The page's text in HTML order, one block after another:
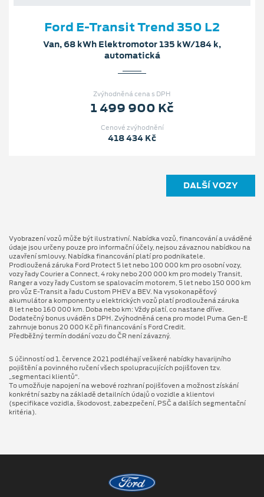
Ford E-Transit Trend 350 L2
Van, 68 kWh Elektromotor 135 kW/184 k,
automatická
Zvýhodněná cena s DPH
1 499 900 Kč
Cenové zvýhodnění
418 434 Kč
DALŠÍ VOZY
Vyobrazení vozů může být ilustrativní. Nabídka vozů, financování a uváděné
údaje jsou určeny pouze pro informační účely, nejsou závaznou nabídkou na
uzavření smlouvy. Nabídka financování platí pro podnikatele.
Prodloužená záruka Ford Protect 5 let nebo 100 000 km pro osobní vozy,
vozy řady Courier a Connect, 4 roky nebo 200 000 km pro modely Transit,
Ranger a vozy řady Custom se spalovacím motorem, 5 let nebo 150 000 km
pro vůz E-Transit a řadu Custom PHEV a BEV. Na vysokonapěťový
akumulátor a komponenty u elektrických vozů platí prodloužená záruka
8 let nebo 160 000 km. Doba nebo km: Vždy platí, co nastane dříve.
Dodatečný bonus uváděn s DPH. Zvýhodněná cena pro model Puma Gen⁠-⁠E
zahrnuje bonus 20 000 Kč při financování s Ford Credit.
Předběžný termín dodání vozu do ČR není závazný.
S účinností od 1. července 2021 podléhají veškeré nabídky havarijního
pojištění a povinného ručení všech spolupracujících pojišťoven tzv.
„segmentaci klientů“.
To umožňuje napojení na webové rozhraní pojišťoven a možnost získání
konkrétní sazby na základě detailních údajů o vozidle a klientovi
(specifikace vozidla, škodovost, zabezpečení, PSČ a dalších segmentační
kritéria).